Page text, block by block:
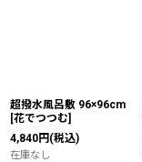
超撥水風呂敷 96×96cm
[花でつつむ]
4,840円 (税込)
在庫なし